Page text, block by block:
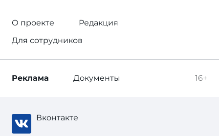
О проекте
Редакция
Для сотрудников
16+
Реклама Документы
Вконтакте